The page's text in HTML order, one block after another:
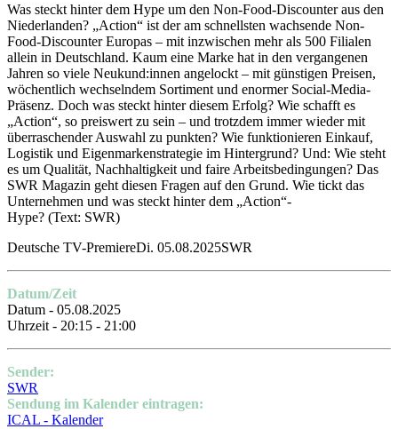
Was steckt hinter dem Hype um den Non-Food-Discounter aus den
Niederlanden? „Action“ ist der am schnellsten wachsende Non-
Food-Discounter Europas – mit inzwischen mehr als 500 Filialen
allein in Deutschland. Kaum eine Marke hat in den vergangenen
Jahren so viele Neukund:innen angelockt – mit günstigen Preisen,
wöchentlich wechselndem Sortiment und enormer Social-Media-
Präsenz. Doch was steckt hinter diesem Erfolg? Wie schafft es
„Action“, so preiswert zu sein – und trotzdem immer wieder mit
überraschender Auswahl zu punkten? Wie funktionieren Einkauf,
Logistik und Eigenmarkenstrategie im Hintergrund? Und: Wie steht
es um Qualität, Nachhaltigkeit und faire Arbeitsbedingungen? Das
SWR Magazin geht diesen Fragen auf den Grund. Wie tickt das
Unternehmen und was steckt hinter dem „Action“-
Hype? (Text: SWR)
Deutsche TV-PremiereDi. 05.08.2025SWR
Datum/Zeit
Datum - 05.08.2025
Uhrzeit - 20:15 - 21:00
Sender:
SWR
Sendung im Kalender eintragen:
ICAL - Kalender